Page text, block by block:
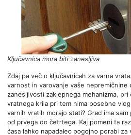
Ključavnica mora biti zanesljiva
Zdaj pa več o ključavnicah za varna
varnost in varovanje vaše nepremičnine
zanesljivosti zaklepnega mehanizma,
vratnega krila pri tem nima posebne
varnih vratih morajo stati? Grad ima
od prvega do četrtega. Kaj pomeni ta
časa lahko napadalec pogojno porabi